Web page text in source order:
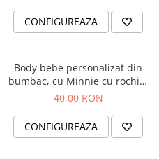
CONFIGUREAZA
Body bebe personalizat din
bumbac, cu Minnie cu rochita
si nume
40,00 RON
CONFIGUREAZA